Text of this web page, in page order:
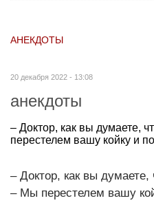
АНЕКДОТЫ
20 декабря 2022 - 13:08
анекдоты
– Доктор, как вы думаете,
перестелем вашу койку и
– Доктор, как вы
– Мы перестелем вашу